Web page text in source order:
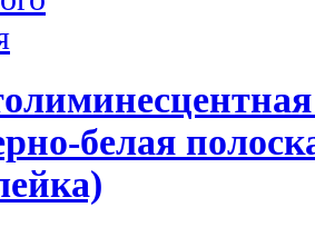
белая